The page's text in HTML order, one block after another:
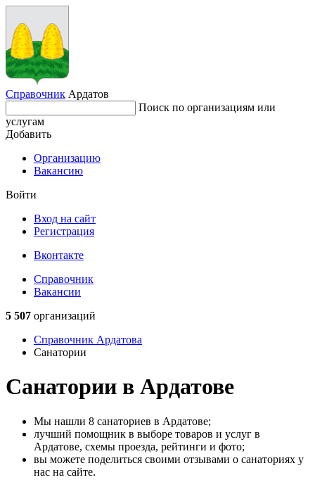
Справочник Ардатов
Поиск по организациям или
услугам
Добавить
Организацию
Вакансию
Войти
Вход на сайт
Регистрация
Вконтакте
Справочник
Вакансии
5 507 организаций
Справочник Ардатова
Санатории
Санатории в Ардатове
Мы нашли 8 санаториев в Ардатове;
лучший помощник в выборе товаров и услуг в
Ардатове, схемы проезда, рейтинги и фото;
вы можете поделиться своими отзывами о санаториях у
нас на сайте.